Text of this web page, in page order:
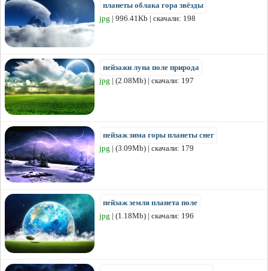
планеты облака гора звёзды
jpg | 996.41Kb | скачали: 198
пейзажи луна поле природа
jpg | (2.08Mb) | скачали: 197
пейзаж зима горы планеты снег
jpg | (3.09Mb) | скачали: 179
пейзаж земля планета поле
jpg | (1.18Mb) | скачали: 196